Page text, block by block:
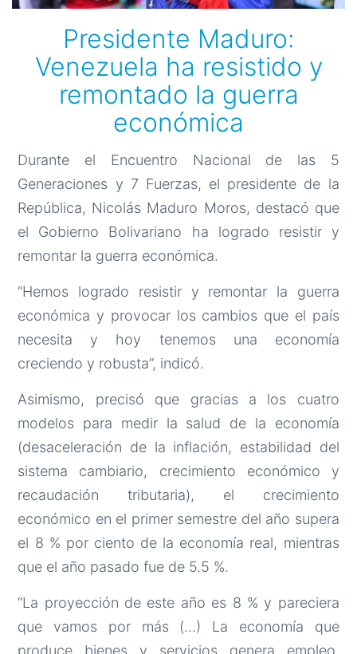
Presidente Maduro:
Venezuela ha resistido y
remontado la guerra
económica
Durante el Encuentro Nacional de las 5
Generaciones y 7 Fuerzas, el presidente de la
República, Nicolás Maduro Moros, destacó que
el Gobierno Bolivariano ha logrado resistir y
remontar la guerra económica.
“Hemos logrado resistir y remontar la guerra
económica y provocar los cambios que el país
necesita y hoy tenemos una economía
creciendo y robusta”, indicó.
Asimismo, precisó que gracias a los cuatro
modelos para medir la salud de la economía
(desaceleración de la inflación, estabilidad del
sistema cambiario, crecimiento económico y
recaudación tributaria), el crecimiento
económico en el primer semestre del año supera
el 8 % por ciento de la economía real, mientras
que el año pasado fue de 5.5 %.
“La proyección de este año es 8 % y pareciera
que vamos por más (…) La economía que
produce bienes y servicios genera empleo,